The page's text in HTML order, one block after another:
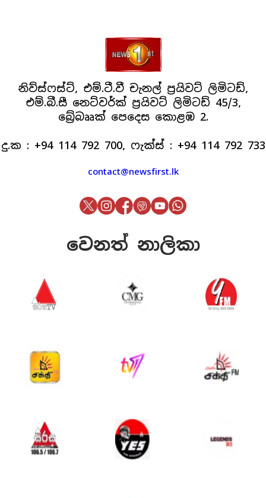
නිව්ස්ෆස්ට්, එම්.ටී.වී චැනල් ප්‍රයිවට් ලිමිටඩ්,
එම්.බී.සී නෙට්වර්ක් ප්‍රයිවට් ලිමිටඩ් 45/3,
බ්‍රේබෲක් පෙදෙස කොළඹ 2.
දු.ක : +94 114 792 700, ෆැක්ස් : +94 114 792 733
contact@newsfirst.lk
වෙනත් නාලිකා